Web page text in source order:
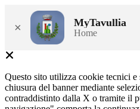
× MyTavullia
Home
Questo sito utilizza cookie tecnici
chiusura del banner mediante
contraddistinto dalla X o tramite il